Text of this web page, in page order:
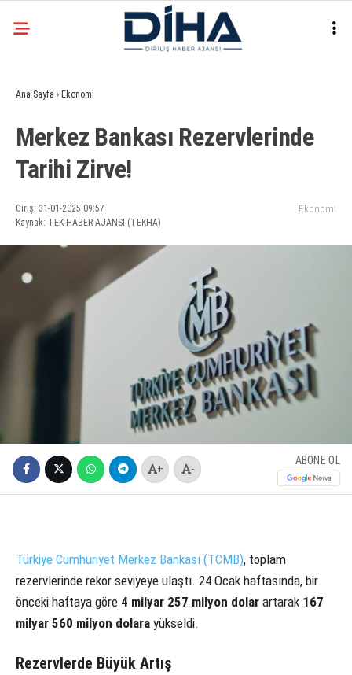
32.3°
ANKARA
EKONOMI
SIYASET
SPOR
Ana Sayfa › Ekonomi
Merkez Bankası Rezervlerinde
Tarihi Zirve!
Giriş: 31-01-2025 09:57
Kaynak: TEK HABER AJANSI (TEKHA)
Ekonomi
+ -
ABONE OL
Türkiye Cumhuriyet Merkez Bankası (TCMB), toplam
rezervlerinde rekor seviyeye ulaştı. 24 Ocak haftasında, bir
önceki haftaya göre 4 milyar 257 milyon dolar artarak 167
milyar 560 milyon dolara yükseldi.
Rezervlerde Büyük Artış